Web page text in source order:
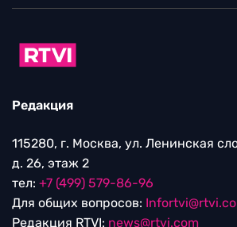
Редакция
115280, г. Москва, ул. Ленинская
д. 26, этаж 2
тел: +7 (499) 579-86-96
Для общих вопросов:
Редакция RTVI: news@rtvi.com